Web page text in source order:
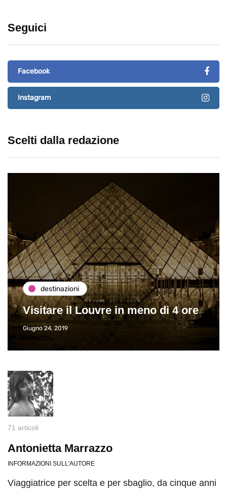
Seguici
Facebook
Instagram
Scelti dalla redazione
destinazioni
Visitare il Louvre in meno di 4 ore
Giugno 24, 2019
71 articoli
Antonietta Marrazzo
INFORMAZIONI SULL'AUTORE
Viaggiatrice per scelta e per sbaglio, da cinque anni